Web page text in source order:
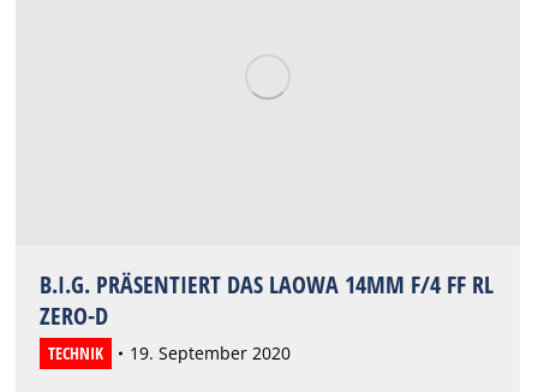
B.I.G. PRÄSENTIERT DAS LAOWA 14MM F/4 FF RL
ZERO-D
TECHNIK 19. September 2020